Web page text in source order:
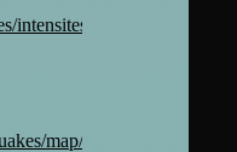
intensites/cartetem.php
map/